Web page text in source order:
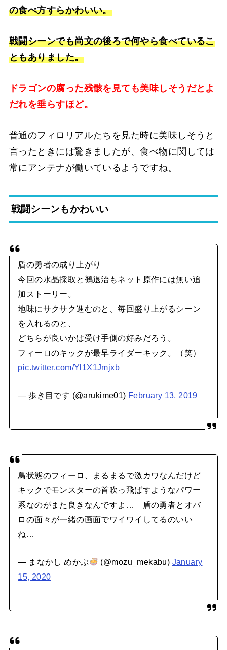
の食べ方すらかわいい。
戦闘シーンでも尚文の後ろで何やら食べているこ
ともありました。
ドラゴンの腐った残骸を見ても美味しそうだとよ
だれを垂らすほど。
普通のフィロリアルたちを見た時に美味しそうと
言ったときには驚きましたが、食べ物に関しては
常にアンテナが働いているようですね。
戦闘シーンもかわいい
盾の勇者の成り上がり
今回の水晶採取と鵺退治もネット原作には無い追
加ストーリー。
地味にサクサク進むのと、毎回盛り上がるシーン
を入れるのと、
どちらが良いかは受け手側の好みだろう。
フィーロのキックが最早ライダーキック。（笑）
pic.twitter.com/Yl1X1Jmjxb
— 歩き目です (@arukime01) February 13, 2019
鳥状態のフィーロ、まるまるで激カワなんだけど
キックでモンスターの首吹っ飛ばすようなパワー
系なのがまた良きなんですよ… 盾の勇者とオバ
ロの面々が一緒の画面でワイワイしてるのいい
ね…
— まなかし めかぶ (@mozu_mekabu) January
15, 2020